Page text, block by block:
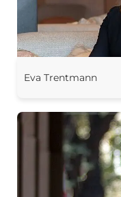
Eva Trentmann